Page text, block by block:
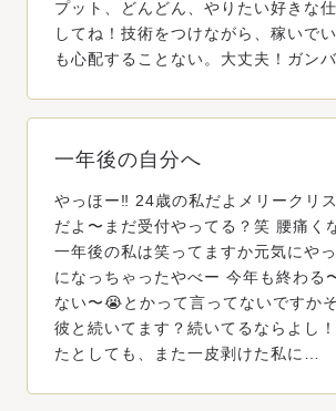
プット、どんどん、やりたい好きな
してね！技術をつけながら、稼いで
も心配することない。大丈夫！ガン
一年後の自分へ
やっほー‼️ 24歳の私だよメリークリ
だよ〜まだ受付やってる？笑 腰痛く
一年後の私は笑ってますか元気にや
になっちゃったやべー 今年も終わる
ない〜😭とかって言ってないですか
彼と続いてます？続いてるならよし
たとしても、また一皮剥けた私に…